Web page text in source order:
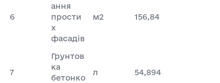
6
ання
прости
х
фасадів
м2 156,84
7
Грунтов
ка
бетонко
л 54,894